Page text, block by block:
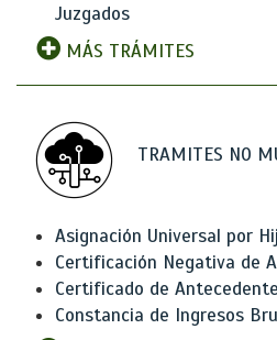
Juzgados
MÁS TRÁMITES
TRAMITES NO
Asignación Universal por
Certificación Negativa de
Certificado de
Constancia de Ingresos